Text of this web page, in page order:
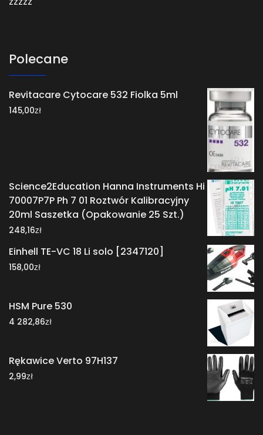
Polecane
Revitacare Cytocare 532 Fiolka 5ml
145,00zł
Science2Education Hanna Instruments Hi
70007P7P Ph 7 01 Roztwór Kalibracyjny
20ml Saszetka (Opakowanie 25 Szt.)
248,16zł
Einhell TE-VC 18 Li solo [2347120]
158,00zł
HSM Pure 530
4 282,86zł
Rękawice Verto 97H137
2,99zł